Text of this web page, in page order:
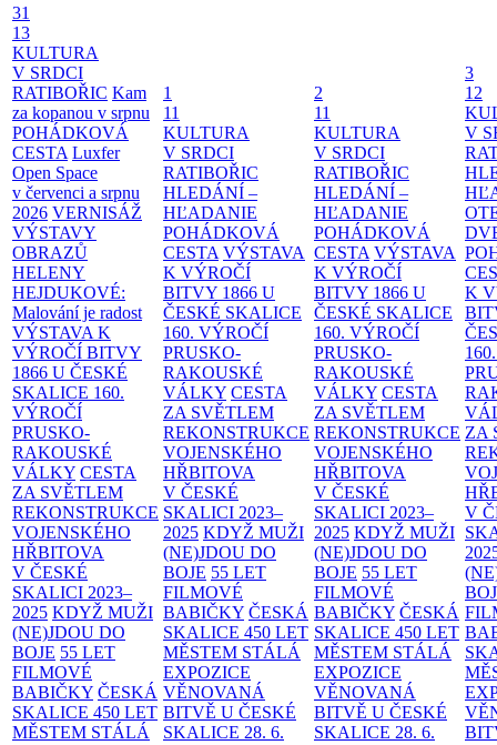
31
13
KULTURA
V SRDCI
RATIBOŘIC Kam
za kopanou v srpnu
POHÁDKOVÁ
CESTA Luxfer
Open Space
v červenci a srpnu
2026 VERNISÁŽ
VÝSTAVY
OBRAZŮ
HELENY
HEJDUKOVÉ:
Malování je radost
VÝSTAVA K
VÝROČÍ BITVY
1866 U ČESKÉ
SKALICE 160.
VÝROČÍ
PRUSKO-
RAKOUSKÉ
VÁLKY CESTA
ZA SVĚTLEM
REKONSTRUKCE
VOJENSKÉHO
HŘBITOVA
V ČESKÉ
SKALICI 2023–
2025 KDYŽ MUŽI
(NE)JDOU DO
BOJE 55 LET
FILMOVÉ
BABIČKY ČESKÁ
SKALICE 450 LET
MĚSTEM STÁLÁ
1
11
KULTURA
V SRDCI
RATIBOŘIC
HLEDÁNÍ –
HĽADANIE
POHÁDKOVÁ
CESTA VÝSTAVA
K VÝROČÍ
BITVY 1866 U
ČESKÉ SKALICE
160. VÝROČÍ
PRUSKO-
RAKOUSKÉ
VÁLKY CESTA
ZA SVĚTLEM
REKONSTRUKCE
VOJENSKÉHO
HŘBITOVA
V ČESKÉ
SKALICI 2023–
2025 KDYŽ MUŽI
(NE)JDOU DO
BOJE 55 LET
FILMOVÉ
BABIČKY ČESKÁ
SKALICE 450 LET
MĚSTEM STÁLÁ
EXPOZICE
VĚNOVANÁ
BITVĚ U ČESKÉ
SKALICE 28. 6.
2
11
KULTURA
V SRDCI
RATIBOŘIC
HLEDÁNÍ –
HĽADANIE
POHÁDKOVÁ
CESTA VÝSTAVA
K VÝROČÍ
BITVY 1866 U
ČESKÉ SKALICE
160. VÝROČÍ
PRUSKO-
RAKOUSKÉ
VÁLKY CESTA
ZA SVĚTLEM
REKONSTRUKCE
VOJENSKÉHO
HŘBITOVA
V ČESKÉ
SKALICI 2023–
2025 KDYŽ MUŽI
(NE)JDOU DO
BOJE 55 LET
FILMOVÉ
BABIČKY ČESKÁ
SKALICE 450 LET
MĚSTEM STÁLÁ
EXPOZICE
VĚNOVANÁ
BITVĚ U ČESKÉ
SKALICE 28. 6.
3
12
V
K
ZA
V